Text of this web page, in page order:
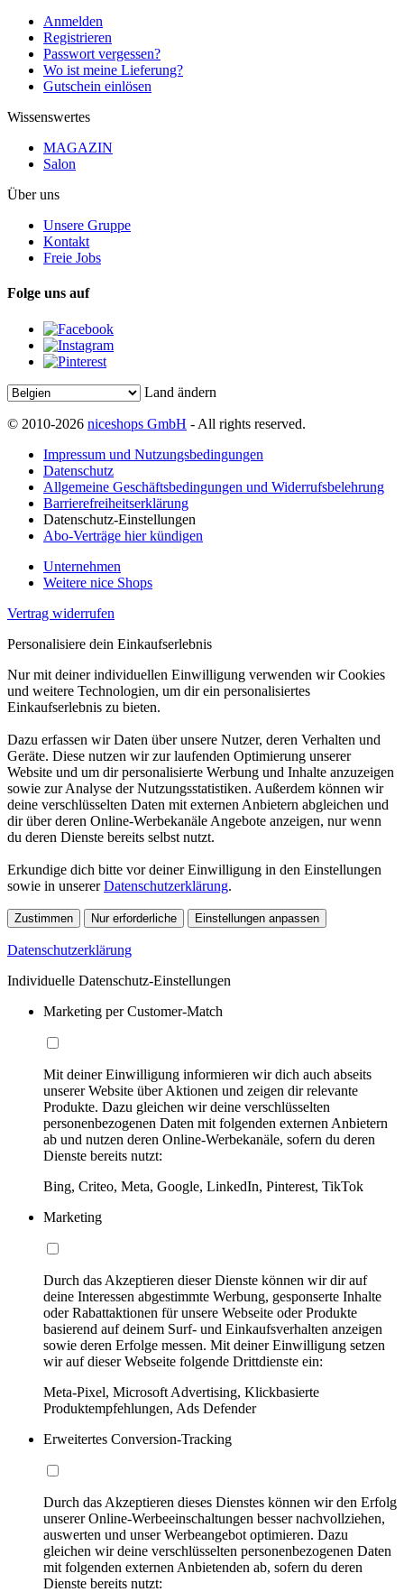
Anmelden
Registrieren
Passwort vergessen?
Wo ist meine Lieferung?
Gutschein einlösen
Wissenswertes
MAGAZIN
Salon
Über uns
Unsere Gruppe
Kontakt
Freie Jobs
Folge uns auf
Land ändern
© 2010-2026 niceshops GmbH - All rights reserved.
Impressum und Nutzungsbedingungen
Datenschutz
Allgemeine Geschäftsbedingungen und Widerrufsbelehrung
Barrierefreiheitserklärung
Datenschutz-Einstellungen
Abo-Verträge hier kündigen
Unternehmen
Weitere nice Shops
Vertrag widerrufen
Personalisiere dein Einkaufserlebnis
Nur mit deiner individuellen Einwilligung verwenden wir Cookies
und weitere Technologien, um dir ein personalisiertes
Einkaufserlebnis zu bieten.
Dazu erfassen wir Daten über unsere Nutzer, deren Verhalten und
Geräte. Diese nutzen wir zur laufenden Optimierung unserer
Website und um dir personalisierte Werbung und Inhalte anzuzeigen
sowie zur Analyse der Nutzungsstatistiken. Außerdem können wir
deine verschlüsselten Daten mit externen Anbietern abgleichen und
dir über deren Online-Werbekanäle Angebote anzeigen, nur wenn
du deren Dienste bereits selbst nutzt.
Erkundige dich bitte vor deiner Einwilligung in den Einstellungen
sowie in unsererDatenschutzerklärung.
Zustimmen Nur erforderliche Einstellungen anpassen
Datenschutzerklärung
Individuelle Datenschutz-Einstellungen
Marketing per Customer-Match
Mit deiner Einwilligung informieren wir dich auch abseits
unserer Website über Aktionen und zeigen dir relevante
Produkte. Dazu gleichen wir deine verschlüsselten
personenbezogenen Daten mit folgenden externen Anbietern
ab und nutzen deren Online-Werbekanäle, sofern du deren
Dienste bereits nutzt:
Bing, Criteo, Meta, Google, LinkedIn, Pinterest, TikTok
Marketing
Durch das Akzeptieren dieser Dienste können wir dir auf
deine Interessen abgestimmte Werbung, gesponserte Inhalte
oder Rabattaktionen für unsere Webseite oder Produkte
basierend auf deinem Surf- und Einkaufsverhalten anzeigen
sowie deren Erfolge messen. Mit deiner Einwilligung setzen
wir auf dieser Webseite folgende Drittdienste ein:
Meta-Pixel, Microsoft Advertising, Klickbasierte
Produktempfehlungen, Ads Defender
Erweitertes Conversion-Tracking
Durch das Akzeptieren dieses Dienstes können wir den Erfolg
unserer Online-Werbeeinschaltungen besser nachvollziehen,
auswerten und unser Werbeangebot optimieren. Dazu
gleichen wir deine verschlüsselten personenbezogenen Daten
mit folgenden externen Anbietenden ab, sofern du deren
Dienste bereits nutzt: